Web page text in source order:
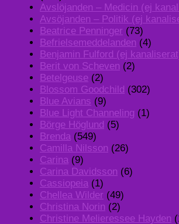
Avslöjanden – Medicin (ej
Avsöjanden – Politik (ej
Beatrice Penninger (73)
Befrielsemeddelanden (4)
Benjamin Fulford (ej
Berit von Scheven (2)
Betelgeuse (2)
Blossom Goodchild (302)
Blue Avians (9)
Blue Light Channeling (1)
Börge Höglund (5)
Brenda (549)
Camilla Nilsson (26)
Carina (9)
Carina Davidsson (6)
Cassiopeia (1)
Chellea Wilder (49)
Christina Norin (2)
Christine Melieressee Hayden